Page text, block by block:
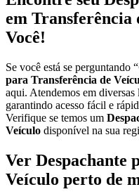
em Transferência
Você!
Se você está se perguntando “
para Transferência de
aqui. Atendemos em
garantindo acesso fácil e
Verifique se temos um
Veículo disponível na sua
Ver Despachante
Veículo perto de